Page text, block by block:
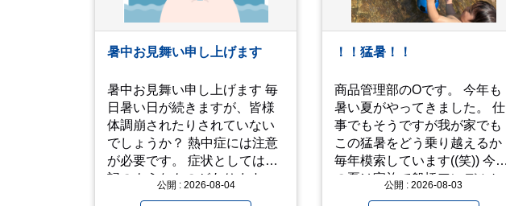
暑中お見舞い申し上げます
暑中お見舞い申し上げます 毎
日暑い日が続きますが、皆様
体調崩されたりされていない
でしょうか？ 熱中症には注意
が必要です。 症状としては下
記のようなものがあります。
公開 : 2026-08-04
！！猛暑！！
商品管理部のOです。 今年も
暑い夏がやってきました。 仕
事でもそうですが我が家でも
この猛暑をどう乗り越えるか
毎年模索しています((笑)) 今年
の夏は家族で船橋アンデルセ
公開 : 2026-08-03